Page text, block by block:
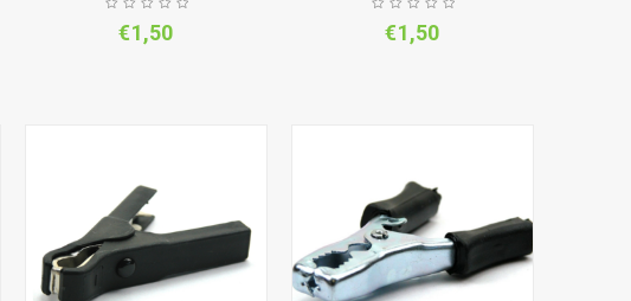
€1,50 €1,50